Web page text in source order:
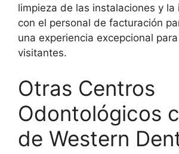
limpieza de las instalaciones y la
con el personal de facturación
una experiencia excepcional
visitantes.
Otras Centros
Odontológicos
de Western